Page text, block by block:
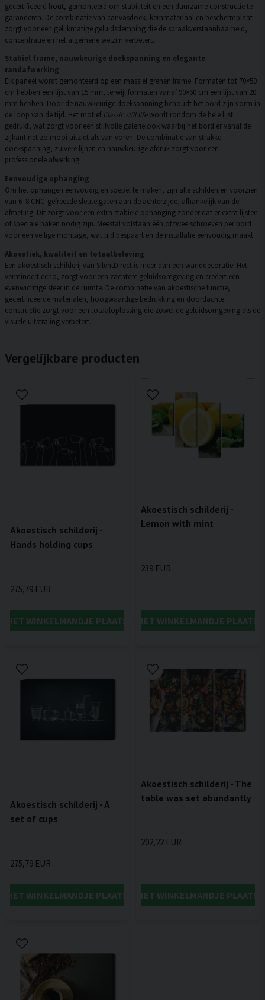
gecertificeerd hout, gemonteerd om stabiliteit en een duurzame constructie te
garanderen. De combinatie van canvasdoek, kernmateriaal en beschermplaat
zorgt voor een gelijkmatige geluidsdemping die de spraakverstaanbaarheid,
concentratie en het algemene welzijn verbetert.
Stabiel frame, nauwkeurige doekspanning en elegante
randafwerking
Elk paneel wordt gemonteerd op een massief grenen frame. Formaten tot 70×50
cm hebben een lijst van 15 mm, terwijl formaten vanaf 90×60 cm een lijst van 20
mm hebben. Door de nauwkeurige doekspanning behoudt het bord zijn vorm in
de loop van de tijd. Het motief Classic still lifewordt rondom de hele lijst
gedrukt, wat zorgt voor een stijlvolle galerielook waarbij het bord er vanaf de
zijkant net zo mooi uitziet als van voren. De combinatie van strakke
doekspanning, zuivere lijnen en nauwkeurige afdruk zorgt voor een
professionele afwerking.
Eenvoudige ophanging
Om het ophangen eenvoudig en soepel te maken, zijn alle schilderijen voorzien
van 6–8 CNC-gefreesde sleutelgaten aan de achterzijde, afhankelijk van de
afmeting. Dit zorgt voor een extra stabiele ophanging zonder dat er extra lijsten
of speciale haken nodig zijn. Meestal volstaan één of twee schroeven per bord
voor een veilige montage, wat tijd bespaart en de installatie eenvoudig maakt.
Akoestiek, kwaliteit en totaalbeleving
Een akoestisch schilderij van SilentDirect is meer dan een wanddecoratie. Het
vermindert echo, zorgt voor een zachtere geluidsomgeving en creëert een
evenwichtige sfeer in de ruimte. De combinatie van akoestische functie,
gecertificeerde materialen, hoogwaardige bedrukking en doordachte
constructie zorgt voor een totaaloplossing die zowel de geluidsomgeving als de
visuele uitstraling verbetert.
Vergelijkbare producten
Akoestisch schilderij -
Hands holding cups
275,79 EUR
HET WINKELMANDJE PLAATSEN
Akoestisch schilderij -
Lemon with mint
239 EUR
IN HET WINKELMANDJE
Akoestisch schilderij - A
set of cups
275,79 EUR
HET WINKELMANDJE PLAATSEN
Akoestisch schilderij - The
table was set abundantly
202,22 EUR
IN HET WINKELMANDJE